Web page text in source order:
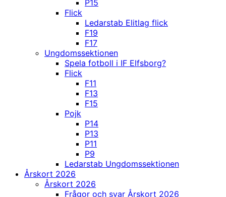
P15
Flick
Ledarstab Elitlag flick
F19
F17
Ungdomssektionen
Spela fotboll i IF Elfsborg?
Flick
F11
F13
F15
Pojk
P14
P13
P11
P9
Ledarstab Ungdomssektionen
Årskort 2026
Årskort 2026
Frågor och svar Årskort 2026